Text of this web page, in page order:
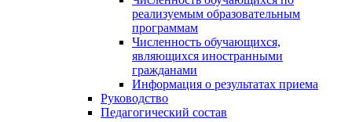
реализуемым образовательным
программам
Численность обучающихся,
являющихся иностранными
гражданами
Информация о результатах приема
Руководство
Педагогический состав